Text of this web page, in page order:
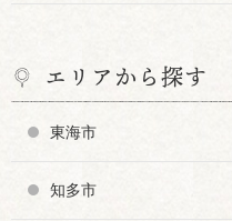
エリアから探す
東海市
知多市